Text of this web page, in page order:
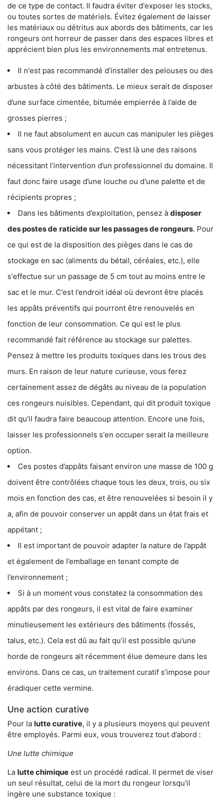
de ce type de contact. Il faudra éviter d'exposer les stocks,
ou toutes sortes de matériels. Évitez également de laisser
les matériaux ou détritus aux abords des bâtiments, car les
rongeurs ont horreur de passer dans des espaces libres et
apprécient bien plus les environnements mal entretenus.
Il n'est pas recommandé d’installer des pelouses ou des
arbustes à côté des bâtiments. Le mieux serait de disposer
d’une surface cimentée, bitumée empierrée à l’aide de
grosses pierres ;
Il ne faut absolument en aucun cas manipuler les pièges
sans vous protéger les mains. C’est là une des raisons
nécessitant l’intervention d’un professionnel du domaine. Il
faut donc faire usage d’une louche ou d'une palette et de
récipients propres ;
Dans les bâtiments d’exploitation, pensez à disposer
des postes de raticide sur les passages de rongeurs. Pour
ce qui est de la disposition des pièges dans le cas de
stockage en sac (aliments du bétail, céréales, etc.), elle
s'effectue sur un passage de 5 cm tout au moins entre le
sac et le mur. C'est l’endroit idéal où devront être placés
les appâts préventifs qui pourront être renouvelés en
fonction de leur consommation. Ce qui est le plus
recommandé fait référence au stockage sur palettes.
Pensez à mettre les produits toxiques dans les trous des
murs. En raison de leur nature curieuse, vous ferez
certainement assez de dégâts au niveau de la population
ces rongeurs nuisibles. Cependant, qui dit produit toxique
dit qu'il faudra faire beaucoup attention. Encore une fois,
laisser les professionnels s'en occuper serait la meilleure
option.
Ces postes d’appâts faisant environ une masse de 100 g
doivent être contrôlées chaque tous les deux, trois, ou six
mois en fonction des cas, et être renouvelées si besoin il y
a, afin de pouvoir conserver un appât dans un état frais et
appétant ;
Il est important de pouvoir adapter la nature de l’appât
et également de l’emballage en tenant compte de
l’environnement ;
Si à un moment vous constatez la consommation des
appâts par des rongeurs, il est vital de faire examiner
minutieusement les extérieurs des bâtiments (fossés,
talus, etc.). Cela est dû au fait qu’il est possible qu’une
horde de rongeurs ait récemment élue demeure dans les
environs. Dans ce cas, un traitement curatif s’impose pour
éradiquer cette vermine.
Une action curative
Pour la lutte curative, il y a plusieurs moyens qui peuvent
être employés. Parmi eux, vous trouverez tout d’abord :
Une lutte chimique
La lutte chimique est un procédé radical. Il permet de viser
un seul résultat, celui de la mort du rongeur lorsqu'il
ingère une substance toxique :